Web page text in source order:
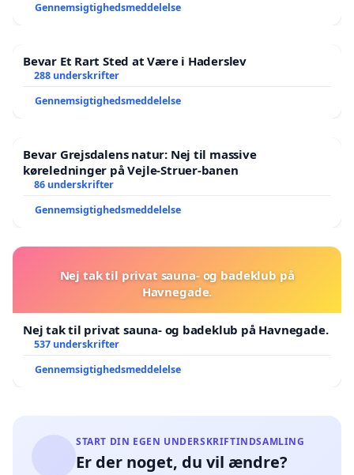
Gennemsigtighedsmeddelelse
Bevar Et Rart Sted at Være i Haderslev
288 underskrifter
Gennemsigtighedsmeddelelse
Bevar Grejsdalens natur: Nej til massive
køreledninger på Vejle-Struer-banen
86 underskrifter
Gennemsigtighedsmeddelelse
Nej tak til privat sauna- og badeklub på
Havnegade.
Nej tak til privat sauna- og badeklub på Havnegade.
537 underskrifter
Gennemsigtighedsmeddelelse
START DIN EGEN UNDERSKRIFTINDSAMLING
Er der noget, du vil ændre?